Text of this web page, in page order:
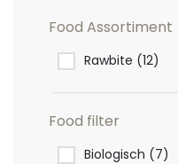
Food Assortiment
Rawbite (12)
Food filter
Biologisch (7)